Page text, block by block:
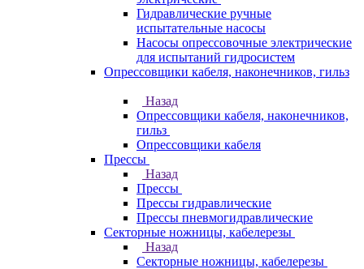
Гидравлические ручные
испытательные насосы
Насосы опрессовочные электрические
для испытаний гидросистем
Опрессовщики кабеля, наконечников, гильз
Назад
Опрессовщики кабеля, наконечников,
гильз
Опрессовщики кабеля
Прессы
Назад
Прессы
Прессы гидравлические
Прессы пневмогидравлические
Секторные ножницы, кабелерезы
Назад
Секторные ножницы, кабелерезы